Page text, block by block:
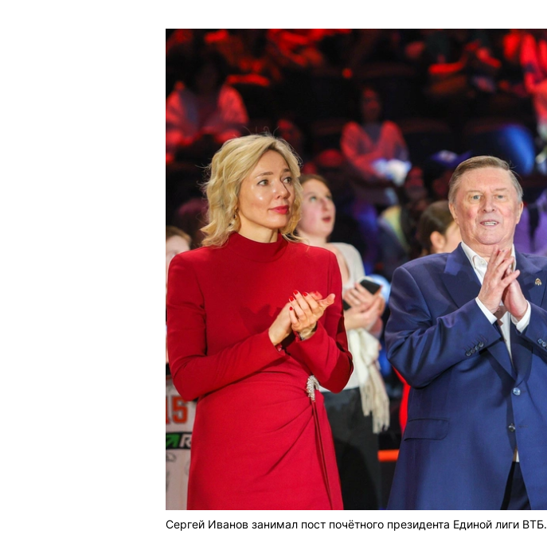
Сергей Иванов занимал пост почётного президента Единой лиги ВТБ.